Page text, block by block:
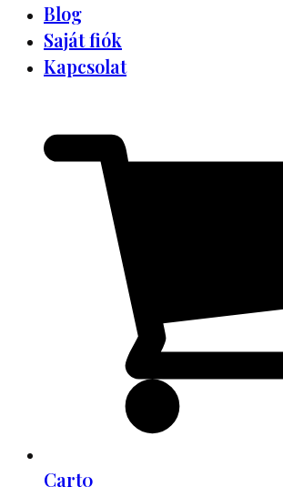
Blog
Saját fiók
Kapcsolat
Cart0